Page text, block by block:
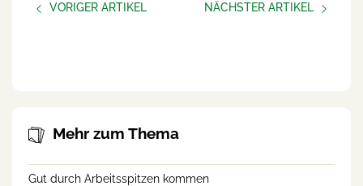
VORIGER ARTIKEL
NÄCHSTER ARTIKEL
Mehr zum Thema
Gut durch Arbeitsspitzen kommen